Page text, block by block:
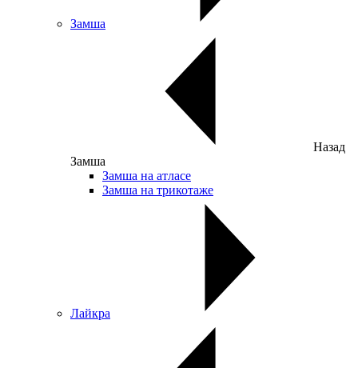
Замша
Назад
Замша
Замша на атласе
Замша на трикотаже
Лайкра